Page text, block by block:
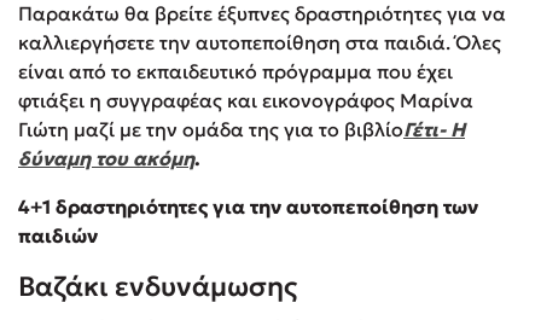
Παρακάτω θα βρείτε έξυπνες δραστηριότητες για να
καλλιεργήσετε την αυτοπεποίθηση στα παιδιά. Όλες
είναι από το εκπαιδευτικό πρόγραμμα που έχει
φτιάξει η συγγραφέας και εικονογράφος Μαρίνα
Γιώτη μαζί με την ομάδα της για το βιβλίοΓέτι- Η
δύναμη του ακόμη.
4+1 δραστηριότητες για την αυτοπεποίθηση των
παιδιών
Βαζάκι ενδυνάμωσης